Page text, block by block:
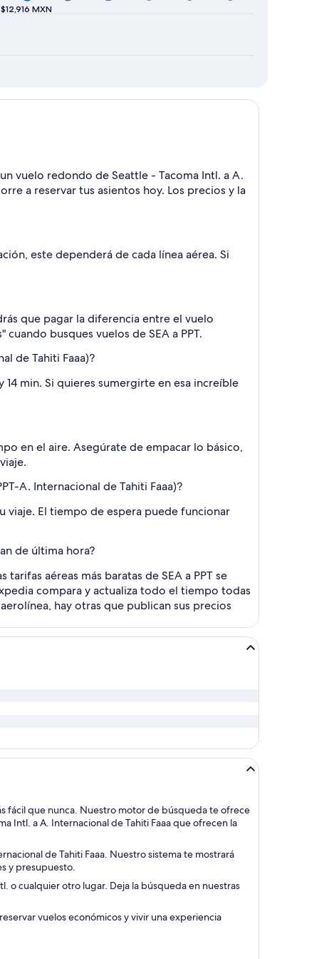
$12,916 MXN
vuelo redondo de Seattle - Tacoma Intl. a A.
a reservar tus asientos hoy. Los precios y la
este dependerá de cada línea aérea. Si
que pagar la diferencia entre el vuelo
busques vuelos de SEA a PPT.
de Tahiti Faaa)?
14 min. Si quieres sumergirte en esa increíble
en el aire. Asegúrate de empacar lo básico,
A. Internacional de Tahiti Faaa)?
viaje. El tiempo de espera puede funcionar
de última hora?
aéreas más baratas de SEA a PPT se
compara y actualiza todo el tiempo todas
hay otras que publican sus precios
fácil que nunca. Nuestro motor de búsqueda te ofrece
Intl. a A. Internacional de Tahiti Faaa que ofrecen la
de Tahiti Faaa. Nuestro sistema te mostrará
y presupuesto.
o cualquier otro lugar. Deja la búsqueda en nuestras
vuelos económicos y vivir una experiencia